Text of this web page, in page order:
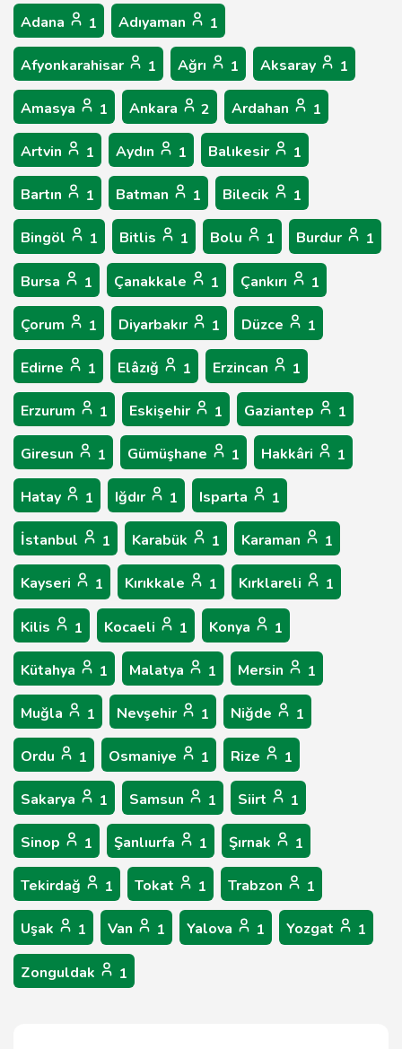
Adana 1 Adıyaman 1
Afyonkarahisar 1 Ağrı 1 Aksaray 1
Amasya 1 Ankara 2 Ardahan 1
Artvin 1 Aydın 1 Balıkesir 1
Bartın 1 Batman 1 Bilecik 1
Bingöl 1 Bitlis 1 Bolu 1 Burdur 1
Bursa 1 Çanakkale 1 Çankırı 1
Çorum 1 Diyarbakır 1 Düzce 1
Edirne 1 Elâzığ 1 Erzincan 1
Erzurum 1 Eskişehir 1 Gaziantep 1
Giresun 1 Gümüşhane 1 Hakkâri 1
Hatay 1 Iğdır 1 Isparta 1
İstanbul 1 Karabük 1 Karaman 1
Kayseri 1 Kırıkkale 1 Kırklareli 1
Kilis 1 Kocaeli 1 Konya 1
Kütahya 1 Malatya 1 Mersin 1
Muğla 1 Nevşehir 1 Niğde 1
Ordu 1 Osmaniye 1 Rize 1
Sakarya 1 Samsun 1 Siirt 1
Sinop 1 Şanlıurfa 1 Şırnak 1
Tekirdağ 1 Tokat 1 Trabzon 1
Uşak 1 Van 1 Yalova 1 Yozgat 1
Zonguldak 1